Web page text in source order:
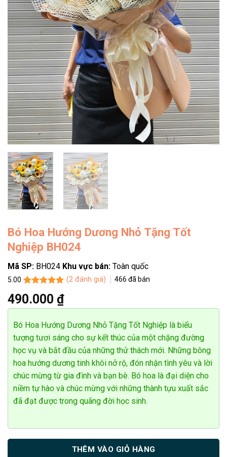
Bó Hoa Hướng Dương Nhỏ Tặng Tốt
Nghiệp BH024
Mã SP: BH024 Khu vực bán: Toàn quốc
5.00
5.00 trên 5
dựa trên
2
đánh giá
(2đánh giá) 466 đã bán
490.000 ₫
Bó Hoa Hướng Dương Nhỏ Tặng Tốt Nghiệp là biểu
tượng tươi sáng cho sự kết thúc của một chặng đường
học vụ và bắt đầu của những thử thách mới. Những bông
hoa hướng dương tinh khôi nở rộ, đón nhận tình yêu và lời
chúc mừng từ gia đình và bạn bè. Bó hoa là đại diện cho
niềm tự hào và chúc mừng với những thành tựu xuất sắc
đã đạt được trong quãng đời học sinh.
THÊM VÀO GIỎ HÀNG
Võ Văn Chung
0782******Đặt hàng thành công